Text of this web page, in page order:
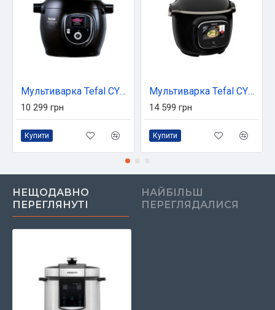
Мультиварка Tefal CY855830
10 299 грн
Купити
Мультиварка Tefal CY912830
14 599 грн
Купити
НЕЩОДАВНО
ПЕРЕГЛЯНУТІ
НАЙБІЛЬШ
ПЕРЕГЛЯДАЛИСЯ